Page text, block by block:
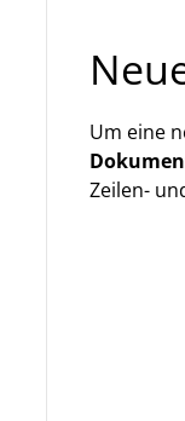
Um eine
Zeilen-